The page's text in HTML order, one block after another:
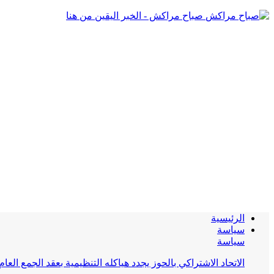
صباح مراكش - الخبر اليقين من هنا
الرئيسية
سياسة
سياسة
الاتحاد الاشتراكي بالحوز يجدد هياكله التنظيمية بعقد الجمع